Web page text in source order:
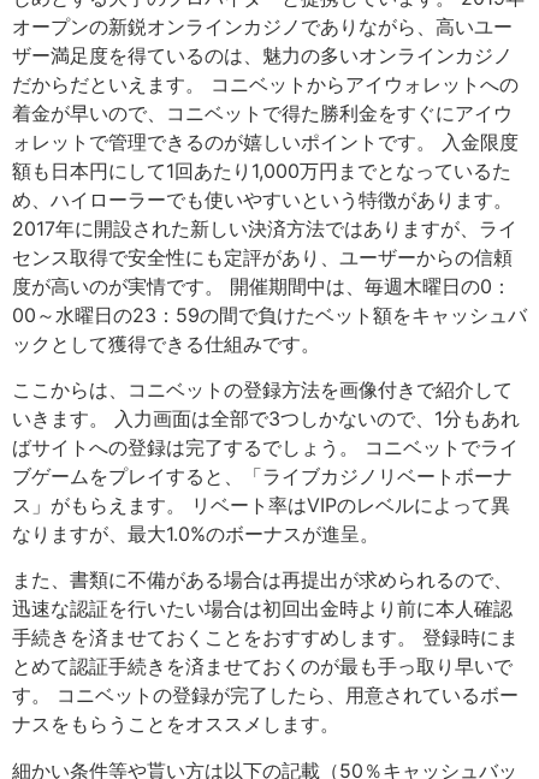
オープンの新鋭オンラインカジノでありながら、高いユー
ザー満足度を得ているのは、魅力の多いオンラインカジノ
だからだといえます。 コニベットからアイウォレットへの
着金が早いので、コニベットで得た勝利金をすぐにアイウ
ォレットで管理できるのが嬉しいポイントです。 入金限度
額も日本円にして1回あたり1,000万円までとなっているた
め、ハイローラーでも使いやすいという特徴があります。
2017年に開設された新しい決済方法ではありますが、ライ
センス取得で安全性にも定評があり、ユーザーからの信頼
度が高いのが実情です。 開催期間中は、毎週木曜日の0：
00～水曜日の23：59の間で負けたベット額をキャッシュバ
ックとして獲得できる仕組みです。
ここからは、コニベットの登録方法を画像付きで紹介して
いきます。 入力画面は全部で3つしかないので、1分もあれ
ばサイトへの登録は完了するでしょう。 コニベットでライ
ブゲームをプレイすると、「ライブカジノリベートボーナ
ス」がもらえます。 リベート率はVIPのレベルによって異
なりますが、最大1.0%のボーナスが進呈。
また、書類に不備がある場合は再提出が求められるので、
迅速な認証を行いたい場合は初回出金時より前に本人確認
手続きを済ませておくことをおすすめします。 登録時にま
とめて認証手続きを済ませておくのが最も手っ取り早いで
す。 コニベットの登録が完了したら、用意されているボー
ナスをもらうことをオススメします。
細かい条件等や貰い方は以下の記載（50％キャッシュバッ